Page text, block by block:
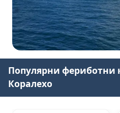
Популярни фериботни
Коралехо